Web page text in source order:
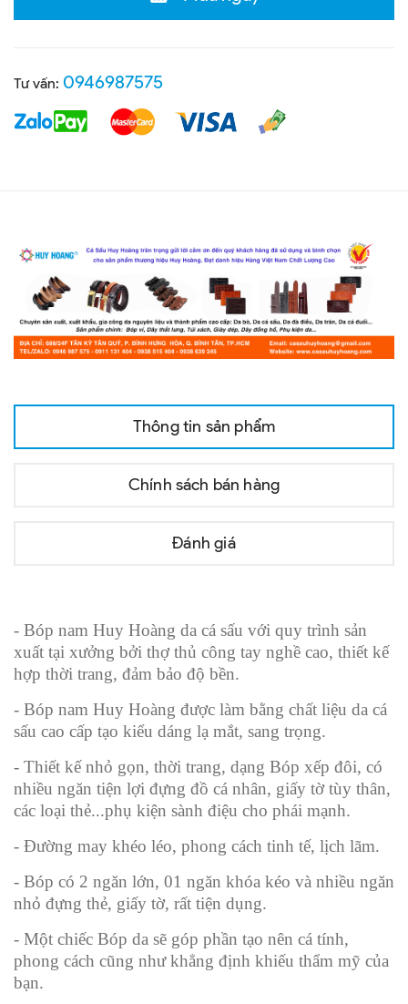
Tư vấn: 0946987575
Thông tin sản phẩm
Chính sách bán hàng
Đánh giá
- Bóp nam Huy Hoàng da cá sấu với quy trình sản
xuất tại xưởng bởi thợ thủ công tay nghề cao, thiết kế
hợp thời trang, đảm bảo độ bền.
- Bóp nam Huy Hoàng được làm bằng chất liệu da cá
sấu cao cấp tạo kiểu dáng lạ mắt, sang trọng.
- Thiết kế nhỏ gọn, thời trang, dạng Bóp xếp đôi, có
nhiều ngăn tiện lợi đựng đồ cá nhân, giấy tờ tùy thân,
các loại thẻ...phụ kiện sành điệu cho phái mạnh.
- Đường may khéo léo, phong cách tinh tế, lịch lãm.
- Bóp có 2 ngăn lớn, 01 ngăn khóa kéo và nhiều ngăn
nhỏ đựng thẻ, giấy tờ, rất tiện dụng.
- Một chiếc Bóp da sẽ góp phần tạo nên cá tính,
phong cách cũng như khẳng định khiếu thẩm mỹ của
bạn.